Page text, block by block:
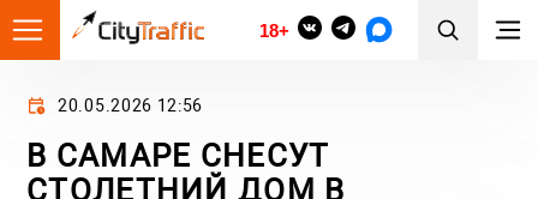
18+
20.05.2026 12:56
В САМАРЕ СНЕСУТ
СТОЛЕТНИЙ ДОМ В